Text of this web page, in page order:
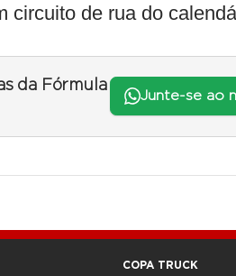
circuito de rua do
da Fórmula
Junte-se ao
COPA TRUCK